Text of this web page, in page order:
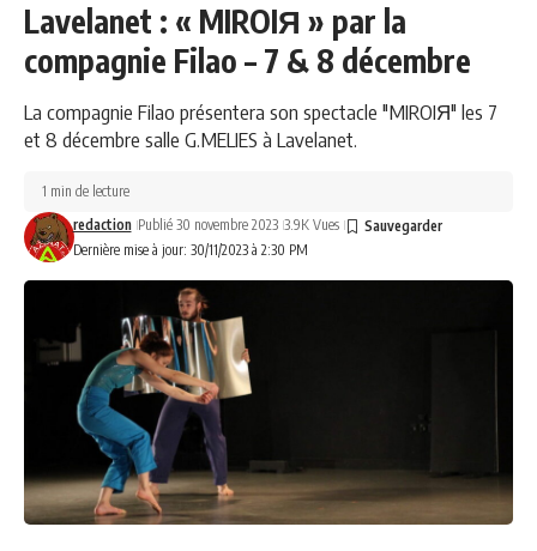
Lavelanet : « MIROIЯ » par la
compagnie Filao – 7 & 8 décembre
La compagnie Filao présentera son spectacle "MIROIЯ" les 7
et 8 décembre salle G.MELIES à Lavelanet.
Dernière mise à jour: 30/11/2023 à 2:30 PM
redaction Publié 30 novembre 2023 3.9K Vues
1 min de lecture